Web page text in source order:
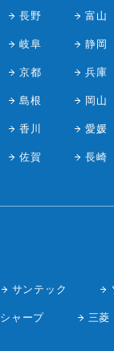
長野 富山
岐阜 静岡
京都 兵庫
島根 岡山
香川 愛媛
佐賀 長崎
サンテック
シャープ 三菱